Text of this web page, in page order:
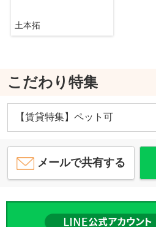
蕎麦割烹黒帯 鶴舞店
サンラモン本山Ⅱ
11.7万 円 / 1LDK
土本拓
こだわり特集
【賃貸特集】ペット可
メールで共有する